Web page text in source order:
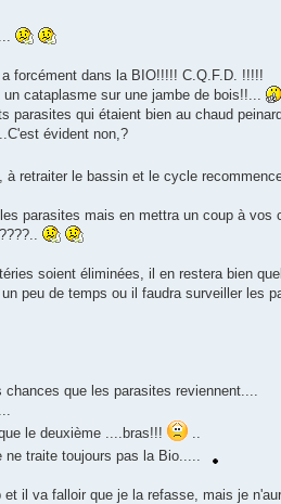
forcément dans la BIO!!!!! C.Q.F.D. !!!!!
cataplasme sur une jambe de bois!!...
parasites qui étaient bien au chaud
évident non,?
à retraiter le bassin et le cycle
parasites mais en mettra un coup à vos
soient éliminées, il en restera bien
peu de temps ou il faudra surveiller les
que les parasites reviennent....
le deuxième ....bras!!!
traite toujours pas la Bio.....
il va falloir que je la refasse, mais je